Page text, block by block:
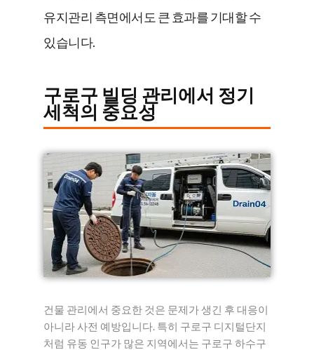
유지관리 측면에서도 큰 효과를 기대할 수
있습니다.
구로구 빌딩 관리에서 정기
세척의 중요성
건물 관리에서 중요한 것은 문제가 생긴 후 대응이
아니라 사전 예방입니다. 특히 구로구 디지털단지
처럼 유동 인구가 많은 지역에서는 구로구 하수구